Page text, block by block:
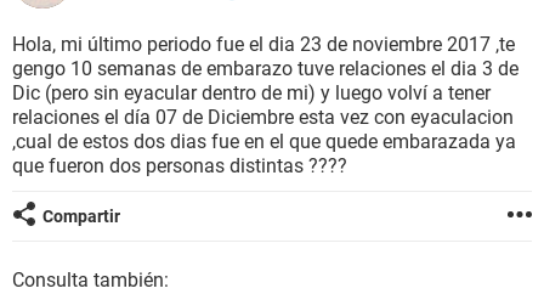
BIENESTAR
SEXUALIDAD
GLOSARIO
Hola, mi último periodo fue el dia 23 de noviembre 2017 ,te
gengo 10 semanas de embarazo tuve relaciones el dia 3 de
Dic (pero sin eyacular dentro de mi) y luego volví a tener
relaciones el día 07 de Diciembre esta vez con eyaculacion
,cual de estos dos dias fue en el que quede embarazada ya
que fueron dos personas distintas ????
Compartir
Consulta también: